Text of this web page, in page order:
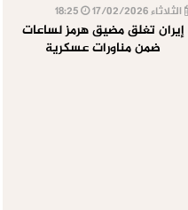
الثلاثاء 17/02/2026
إيران تغلق مضيق هرمز لساعات
ضمن مناورات عسكرية